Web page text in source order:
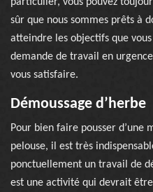
sûr que nous sommes prêts à
atteindre les objectifs que
demande de travail en
vous satisfaire.
Démoussage d’herbe
Pour bien faire pousser d’une
pelouse, il est très
ponctuellement un travail de
est une activité qui devrait